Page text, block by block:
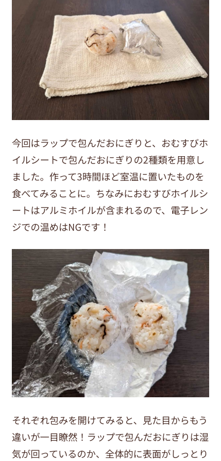
今回はラップで包んだおにぎりと、おむすびホ
イルシートで包んだおにぎりの2種類を用意し
ました。作って3時間ほど室温に置いたものを
食べてみることに。ちなみにおむすびホイルシ
ートはアルミホイルが含まれるので、電子レン
ジでの温めはNGです！
それぞれ包みを開けてみると、見た目からもう
違いが一目瞭然！ラップで包んだおにぎりは湿
気が回っているのか、全体的に表面がしっとり